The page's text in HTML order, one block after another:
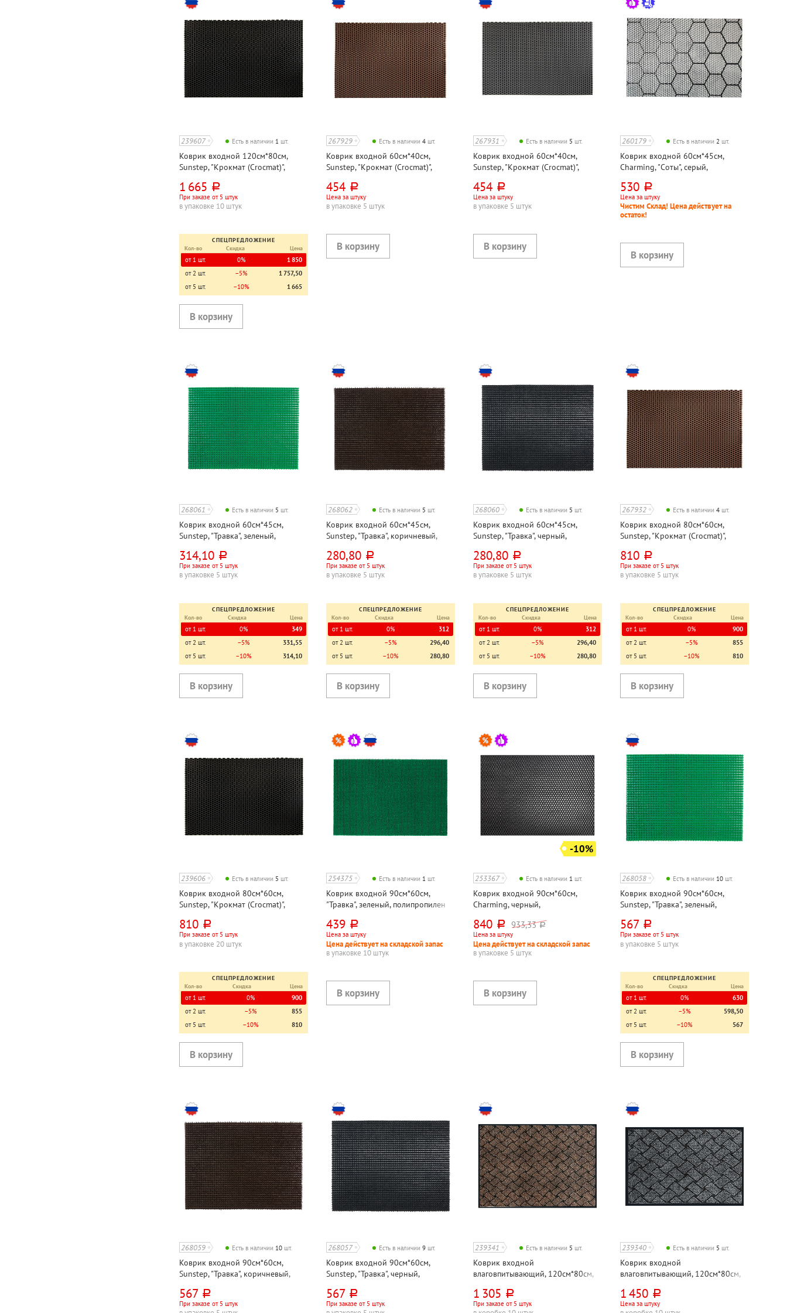
239607 Есть в наличии 1 шт.
Коврик входной 120см*80см,
Sunstep, "Крокмат (Crocmat)",
1 665 руб.
При заказе от 5 штук
в упаковке 10 штук
СПЕЦПРЕДЛОЖЕНИЕ
Кол-во
Скидка Цена
от 1 шт. 0%
1 850
от 2 шт.
−5%
1 757,50
от 5 шт.
−10% 1 665
267929 Есть в наличии4 шт.
Коврик входной 60см*40см,
Sunstep, "Крокмат (Crocmat)",
454 руб.
Цена за штуку
в упаковке 5 штук
267931 Есть в наличии 5 шт.
Коврик входной 60см*40см,
Sunstep, "Крокмат (Crocmat)",
454 руб.
Цена за штуку
в упаковке 5 штук
260179 Есть в наличии 2 шт.
Коврик входной 60см*45см,
Charming, "Соты", серый,
530 руб.
Цена за штуку
Чистим Склад! Цена действует на
остаток!
268061 Есть в наличии 5 шт.
Коврик входной 60см*45см,
Sunstep, "Травка", зеленый,
314,10 руб.
При заказе от 5 штук
в упаковке 5 штук
СПЕЦПРЕДЛОЖЕНИЕ
Кол-во
Скидка Цена
от 1 шт. 0%
349
от 2 шт.
−5%
331,55
от 5 шт.
−10% 314,10
268062 Есть в наличии 5 шт.
Коврик входной 60см*45см,
Sunstep, "Травка", коричневый,
280,80 руб.
При заказе от 5 штук
в упаковке 5 штук
СПЕЦПРЕДЛОЖЕНИЕ
Кол-во
Скидка Цена
от 1 шт. 0%
312
от 2 шт.
−5%
296,40
от 5 шт.
−10% 280,80
268060 Есть в наличии 5 шт.
Коврик входной 60см*45см,
Sunstep, "Травка", черный,
280,80 руб.
При заказе от 5 штук
в упаковке 5 штук
СПЕЦПРЕДЛОЖЕНИЕ
Кол-во
Скидка Цена
от 1 шт. 0%
312
от 2 шт.
−5%
296,40
от 5 шт.
−10% 280,80
267932 Есть в наличии4 шт.
Коврик входной 80см*60см,
Sunstep, "Крокмат (Crocmat)",
810 руб.
При заказе от 5 штук
в упаковке 5 штук
СПЕЦПРЕДЛОЖЕНИЕ
Кол-во
Скидка Цена
от 1 шт. 0%
900
от 2 шт.
−5%
855
от 5 шт.
−10% 810
239606 Есть в наличии 5 шт.
Коврик входной 80см*60см,
Sunstep, "Крокмат (Crocmat)",
810 руб.
При заказе от 5 штук
в упаковке 20 штук
СПЕЦПРЕДЛОЖЕНИЕ
Кол-во
Скидка Цена
от 1 шт. 0%
900
от 2 шт.
−5%
855
от 5 шт.
−10% 810
254375 Есть в наличии 1 шт.
Коврик входной 90см*60см,
"Травка", зеленый, полипропилен
439 руб.
Цена за штуку
Цена действует на складской запас
в упаковке 10 штук
-10%
253367 Есть в наличии 1 шт.
Коврик входной 90см*60см,
Charming, черный,
840 руб. 933,33 руб.
Цена за штуку
Цена действует на складской запас
в упаковке 5 штук
268058 Есть в наличии 10 шт.
Коврик входной 90см*60см,
Sunstep, "Травка", зеленый,
567 руб.
При заказе от 5 штук
в упаковке 5 штук
СПЕЦПРЕДЛОЖЕНИЕ
Кол-во
Скидка Цена
от 1 шт. 0%
630
от 2 шт.
−5%
598,50
от 5 шт.
−10% 567
268059 Есть в наличии 10 шт.
Коврик входной 90см*60см,
Sunstep, "Травка", коричневый,
567 руб.
При заказе от 5 штук
268057 Есть в наличии9 шт.
Коврик входной 90см*60см,
Sunstep, "Травка", черный,
567 руб.
При заказе от 5 штук
239341 Есть в наличии 5 шт.
Коврик входной
влаговпитывающий, 120см*80см,
1 305 руб.
При заказе от 5 штук
239340 Есть в наличии 5 шт.
Коврик входной
влаговпитывающий, 120см*80см,
1 450 руб.
Цена за штуку